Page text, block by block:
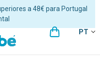
a 48€ para Portugal
PT